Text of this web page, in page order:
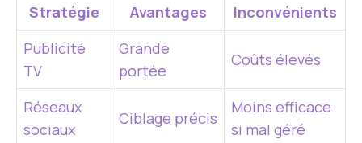
Stratégie Avantages
Inconvénients
Publicité
TV
Grande
portée
Coûts élevés
Réseaux
sociaux
Ciblage précis
Moins efficace
si mal géré